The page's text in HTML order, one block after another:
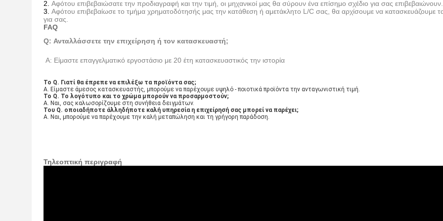
2. Αφότου επιβεβαιώσατε την προδιαγραφή και την τιμή, οι μηχανικοί μας θα σύρουν ένα επίσημο σχέδιο για σας επιβεβαιώνουν.
3. Αφότου επιβεβαίωσε το τμήμα χρηματοδότησής μας την κατάθεση ή αμετάκλητο L/C σας, θα αρχίσουμε να κατασκευάζουμε
για σας.
FAQ
Q: Ανταλλάσσετε την επιχείρηση ή τον κατασκευαστή;
Α: Είμαστε επαγγελματικό εργοστάσιο με 20 έτη κατασκευαστικός την ιστορία
Το Q. Γιατί θα έπρεπε να επιλέξω τα προϊόντα σας;
Α. Είμαστε άμεσος κατασκευαστής, μπορούμε να παρέχουμε υψηλό - ποιοτικά προϊόντα την ανταγωνιστική τιμή.
Το Q. Το λογότυπο και το χρώμα μπορούν να προσαρμοστούν;
Α. Ναι, σας καλωσορίζουμε στη συνήθεια δειγμάτων.
Του Q. οποιαδήποτε άλληδήποτε καλή υπηρεσία η επιχείρησή σας μπορεί να παρέχει;
Α. Ναι, μπορούμε να παρέχουμε την καλή μεταπώληση και τη γρήγορη παράδοση.
Τηλεοπτική περιγραφή